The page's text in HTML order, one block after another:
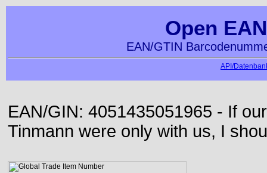
Open
EAN/GTIN
API/
EAN/GIN: 4051435051965 - If
Tinmann were only with us, I